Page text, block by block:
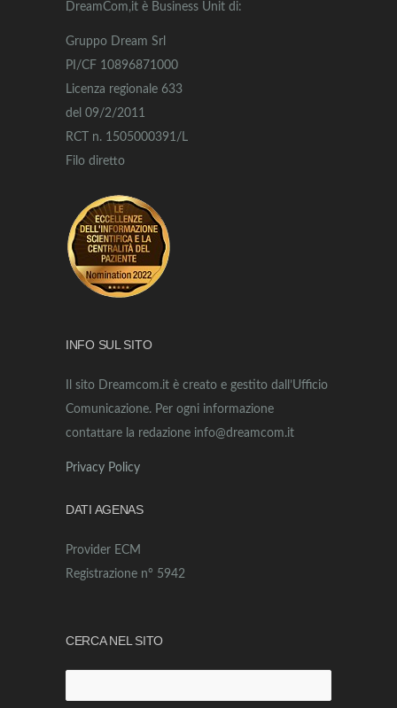
DreamCom,it è Business Unit di:
Gruppo Dream Srl
PI/CF 10896871000
Licenza regionale 633
del 09/2/2011
RCT n. 1505000391/L
Filo diretto
INFO SUL SITO
Il sito Dreamcom.it è creato e gestito dall’Ufficio
Comunicazione. Per ogni informazione
contattare la redazione info@dreamcom.it
Privacy Policy
DATI AGENAS
Provider ECM
Registrazione n° 5942
CERCA NEL SITO